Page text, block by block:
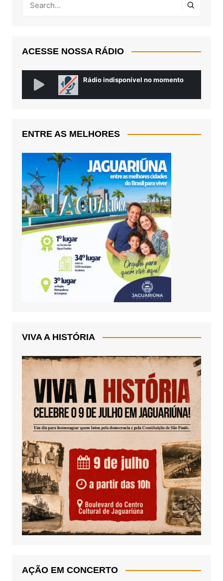
ACESSE NOSSA RÁDIO
ENTRE AS MELHORES
VIVA A HISTÓRIA
AÇÃO EM CONCERTO